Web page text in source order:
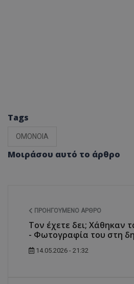
Tags
ΟΜΟΝΟΙΑ
Μοιράσου αυτό το άρθρο
ΠΡΟΗΓΟΎΜΕΝΟ ΆΡΘΡΟ
Τον έχετε δει; Χάθηκαν
- Φωτογραφία του στη
14.05.2026 - 21:32